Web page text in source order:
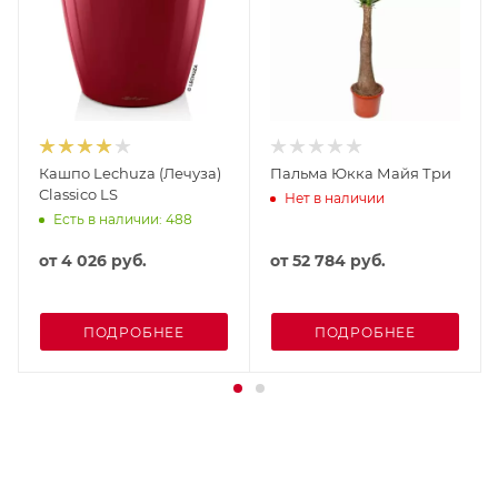
Кашпо Lechuza (Лечуза)
Classico LS
Есть в наличии: 488
от4 026 руб.
ПОДРОБНЕЕ
Пальма Юкка Майя Три
Нет в наличии
от52 784 руб.
ПОДРОБНЕЕ